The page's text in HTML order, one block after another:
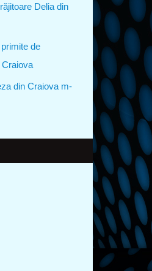
Delia din
de
Craiova
din Craiova m-